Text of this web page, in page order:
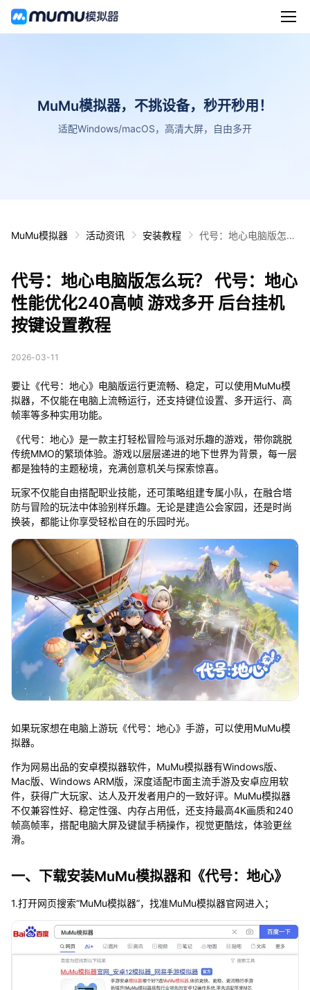
MuMu模拟器，不挑设备，秒开秒用！
适配Windows/macOS，高清大屏，自由多开
MuMu模拟器 活动资讯 安装教程
代号：地心电脑版怎么
后台挂机 按键设置教程
代号：地心电脑版怎么玩？ 代号：地心
性能优化240高帧 游戏多开 后台挂机
按键设置教程
2026-03-11
要让《代号：地心》电脑版运行更流畅、稳定，可以使用MuMu模
拟器，不仅能在电脑上流畅运行，还支持键位设置、多开运行、高
帧率等多种实用功能。
《代号：地心》是一款主打轻松冒险与派对乐趣的游戏，带你跳脱
传统MMO的繁琐体验。游戏以层层递进的地下世界为背景，每一层
都是独特的主题秘境，充满创意机关与探索惊喜。
玩家不仅能自由搭配职业技能，还可策略组建专属小队，在融合塔
防与冒险的玩法中体验别样乐趣。无论是建造公会家园，还是时尚
换装，都能让你享受轻松自在的乐园时光。
如果玩家想在电脑上游玩《代号：地心》手游，可以使用MuMu模
拟器。
作为网易出品的安卓模拟器软件，MuMu模拟器有Windows版、
Mac版、Windows ARM版，深度适配市面主流手游及安卓应用软
件，获得广大玩家、达人及开发者用户的一致好评。MuMu模拟器
不仅兼容性好、稳定性强、内存占用低，还支持最高4K画质和240
帧高帧率，搭配电脑大屏及键鼠手柄操作，视觉更酷炫，体验更丝
滑。
一、下载安装MuMu模拟器和《代号：地心》
1.打开网页搜索“MuMu模拟器”，找准MuMu模拟器官网进入；